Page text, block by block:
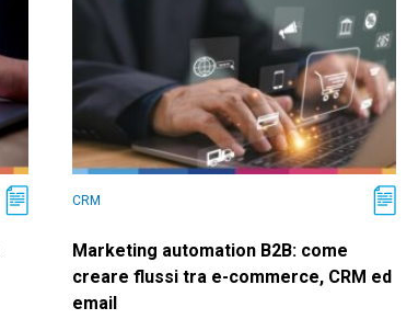
CRM
Marketing automation B2B: come
creare flussi tra e-commerce, CRM ed
email